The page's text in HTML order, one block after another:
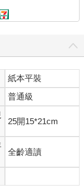
紙本平裝
普通級
25開15*21cm
全齡適讀